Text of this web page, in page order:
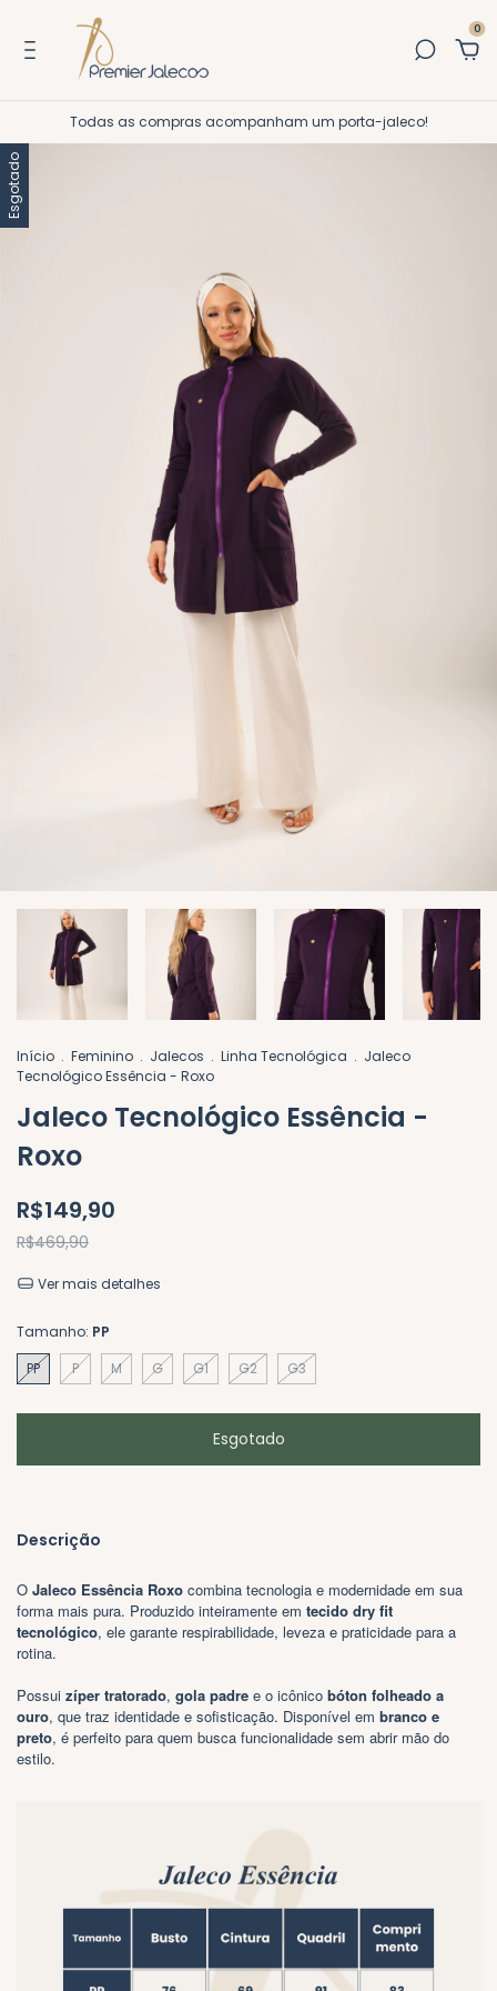
0
Todas as compras acompanham um porta-jaleco!
Esgotado
Início . Feminino . Jalecos . Linha Tecnológica . Jaleco
Tecnológico Essência - Roxo
Jaleco Tecnológico Essência -
Roxo
R$149,90
R$469,90
Ver mais detalhes
Tamanho: PP
PP
P M G G1 G2 G3
Descrição
O Jaleco Essência Roxo combina tecnologia e modernidade em sua
forma mais pura. Produzido inteiramente em tecido dry fit
tecnológico, ele garante respirabilidade, leveza e praticidade para a
rotina.
Possui zíper tratorado, gola padre e o icônico bóton folheado a
ouro, que traz identidade e sofisticação. Disponível em branco e
preto, é perfeito para quem busca funcionalidade sem abrir mão do
estilo.